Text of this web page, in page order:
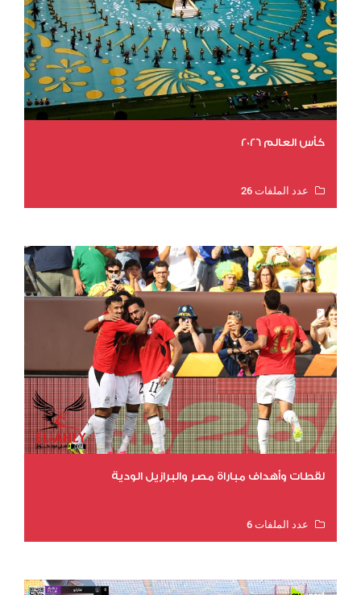
كأس العالم 2026
عدد الملفات 26
لقطات وأهداف مباراة مصر والبرازيل الودية
عدد الملفات 6